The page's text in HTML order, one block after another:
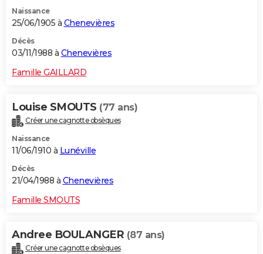
Naissance
25/06/1905 à Chenevières
Décès
03/11/1988 à Chenevières
Famille GAILLARD
Louise SMOUTS (77 ans)
Créer une cagnotte obsèques
Naissance
11/06/1910 à Lunéville
Décès
21/04/1988 à Chenevières
Famille SMOUTS
Andree BOULANGER (87 ans)
Créer une cagnotte obsèques